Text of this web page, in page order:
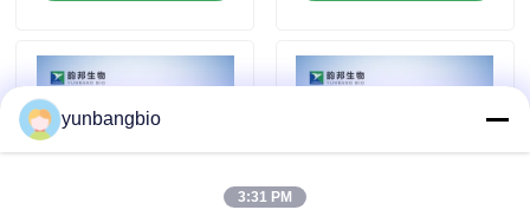
Περιπτώσεις
βιολογικοί απομονωτές
βιοχημικά αντιδραστήρια
yunbangbio
3:31 PM